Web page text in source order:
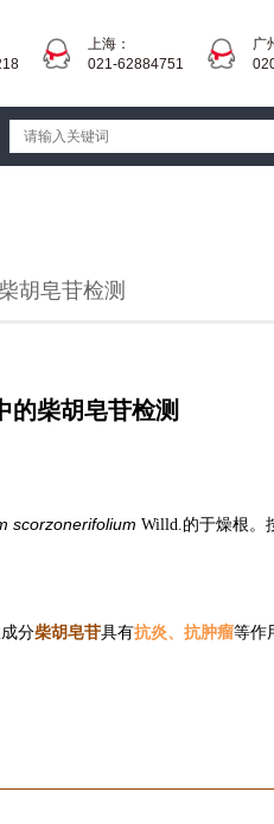
上海：
021-62884751
广
胡皂苷检测
的柴胡皂苷检测
scorzonerifolium Willd.的于燥根。
分柴胡皂苷具有抗炎、抗肿瘤等作